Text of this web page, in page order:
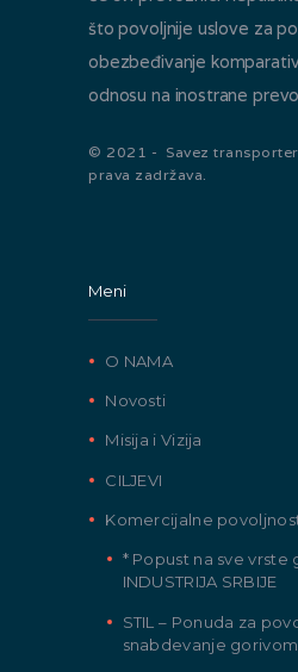
što povoljnije uslove za
obezbeđivanje
odnosu na inostrane
© 2021 - Savez
prava zadržava.
Meni
O NAMA
Novosti
Misija i Vizija
CILJEVI
Komercijalne
* Popust na sve vrste
INDUSTRIJA SRBIJE
STIL – Ponuda za
snabdevanje